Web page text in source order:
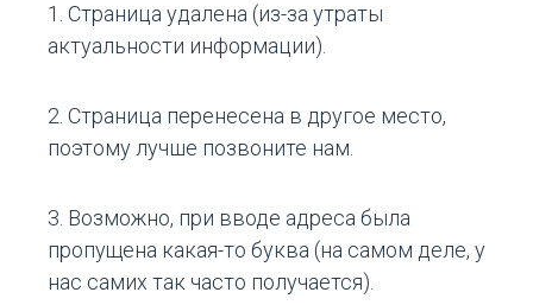
Страница удалена (из-за утраты
актуальности информации).
Страница перенесена в другое место,
поэтому лучше позвоните нам.
Возможно, при вводе адреса была
пропущена какая-то буква (на самом деле, у
нас самих так часто получается).